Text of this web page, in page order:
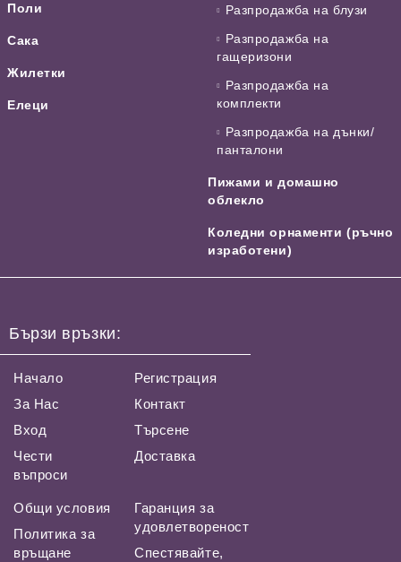
Поли
Сака
Жилетки
Елеци
Разпродажба на блузи
Разпродажба на
гащеризони
Разпродажба на
комплекти
Разпродажба на дънки/
панталони
Пижами и домашно
облекло
Коледни орнаменти (ръчно
изработени)
Бързи връзки:
Начало
За Нас
Вход
Чести
въпроси
Регистрация
Контакт
Търсене
Доставка
Общи условия
Политика за
връщане
Гаранция за
удовлетвореност
Спестявайте,